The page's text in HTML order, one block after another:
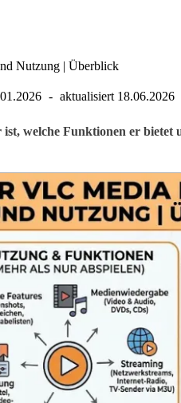
Nutzung | Überblick
aktualisiert 18.06.2026
welche Funktionen er bietet